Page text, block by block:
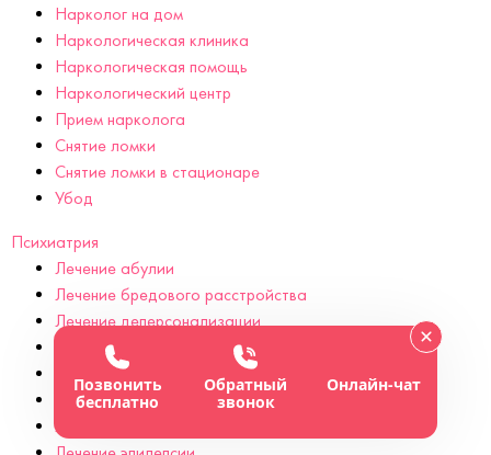
Позвонить
бесплатно
Обратный
звонок
Онлайн-чат
Нарколог на дом
Наркологическая клиника
Наркологическая помощь
Наркологический центр
Прием нарколога
Снятие ломки
Снятие ломки в стационаре
Убод
Психиатрия
Лечение абулии
Лечение бредового расстройства
Лечение деперсонализации
Лечение дереализации
Лечение детского невроза
Лечение дромомании
Лечение энкопреза